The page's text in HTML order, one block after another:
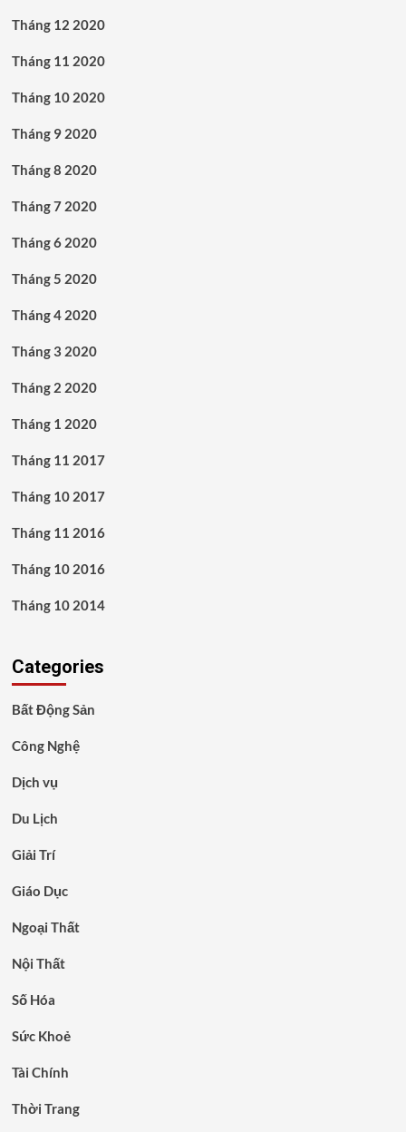
Tháng 12 2020
Tháng 11 2020
Tháng 10 2020
Tháng 9 2020
Tháng 8 2020
Tháng 7 2020
Tháng 6 2020
Tháng 5 2020
Tháng 4 2020
Tháng 3 2020
Tháng 2 2020
Tháng 1 2020
Tháng 11 2017
Tháng 10 2017
Tháng 11 2016
Tháng 10 2016
Tháng 10 2014
Categories
Bất Động Sản
Công Nghệ
Dịch vụ
Du Lịch
Giải Trí
Giáo Dục
Ngoại Thất
Nội Thất
Số Hóa
Sức Khoẻ
Tài Chính
Thời Trang